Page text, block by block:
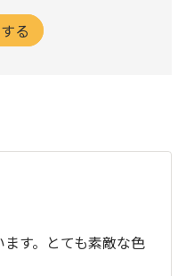
る
す。とても素敵な色